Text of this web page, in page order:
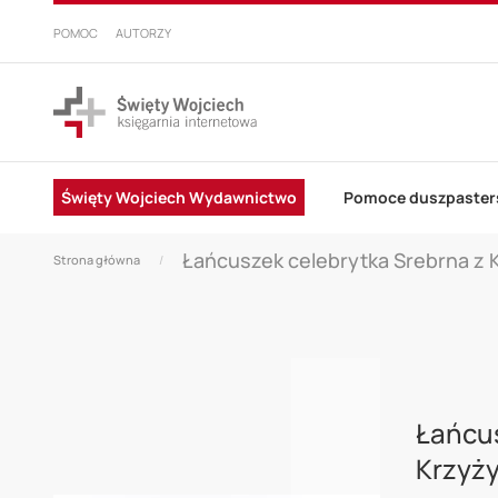
PRZEJDŹ
DO
POMOC AUTORZY
Święty Wojciech Wydawnictwo Pomoce
Strona główna Łańcuszek celebrytka Srebrna z